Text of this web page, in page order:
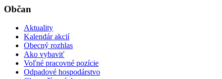
Občan
Aktuality
Kalendár akcií
Obecný rozhlas
Ako vybaviť
Voľné pracovné pozície
Odpadové hospodárstvo